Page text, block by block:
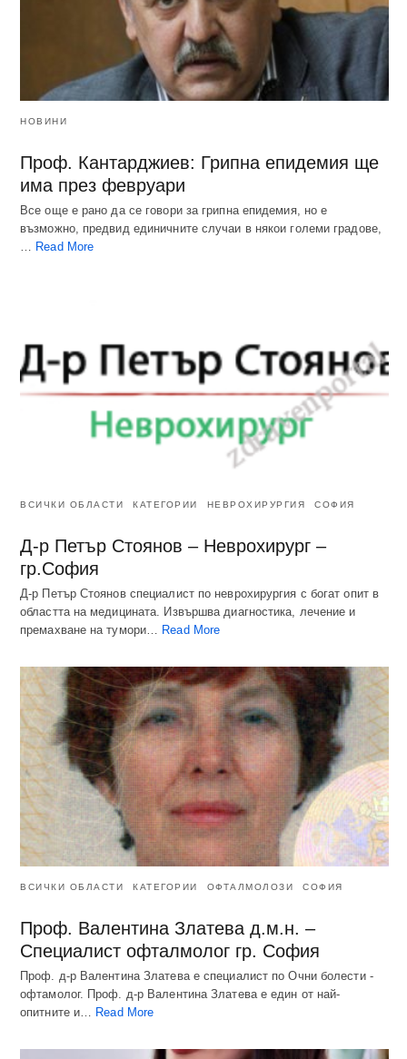
НОВИНИ
Проф. Кантарджиев: Грипна епидемия ще
има през февруари
Все още е рано да се говори за грипна епидемия, но е
възможно, предвид единичните случаи в някои големи градове,
… Read More
ВСИЧКИ ОБЛАСТИ КАТЕГОРИИ НЕВРОХИРУРГИЯ СОФИЯ
Д-р Петър Стоянов – Неврохирург –
гр.София
Д-р Петър Стоянов специалист по неврохирургия с богат опит в
областта на медицината. Извършва диагностика, лечение и
премахване на тумори…
Read More
ВСИЧКИ ОБЛАСТИ КАТЕГОРИИ ОФТАЛМОЛОЗИ СОФИЯ
Проф. Валентина Златева д.м.н. –
Специалист офталмолог гр. София
Проф. д-р Валентина Златева е специалист по Очни болести -
офтамолог. Проф. д-р Валентина Златева е един от най-
опитните и… Read More